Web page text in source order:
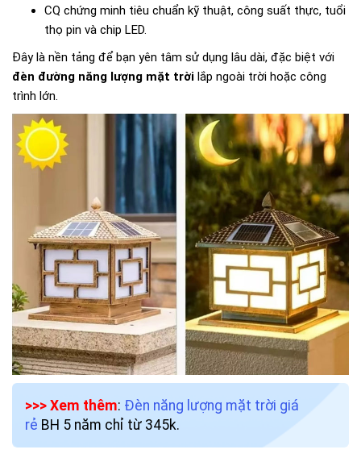
CQ chứng minh tiêu chuẩn kỹ thuật, công suất thực, tuổi
thọ pin và chip LED.
Đây là nền tảng để bạn yên tâm sử dụng lâu dài, đặc biệt với
đèn đường năng lượng mặt trời lắp ngoài trời hoặc công
trình lớn.
>>> Xem thêm: Đèn năng lượng mặt trời giá
rẻ BH 5 năm chỉ từ 345k.